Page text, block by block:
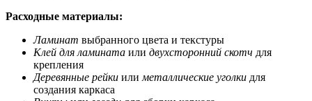
Расходные материалы:
Ламинат выбранного цвета и текстуры
Клей для ламината или двухсторонний скотч для
крепления
Деревянные рейки или металлические уголки для
создания каркаса